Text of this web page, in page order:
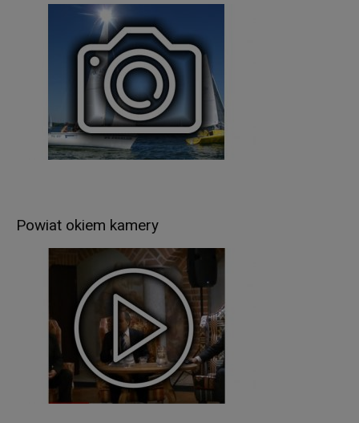
Powiat okiem kamery
mogą być udostępniane innym odbiorcom lub
kategoriom odbiorców danych osobowych
Odbiorcami Pani/Pana danych osobowych mogą
organy władzy publicznej oraz podmioty
wykonujące zadania publiczne lub działające na
zlecenie organów władzy publicznej, w zakresie i
w celach, które wynikają z przepisów powszechnie
obowiązującego prawa (np. podmioty
umów podpisanych z Starostwem Powiatowym w
Administratorem jest Starosta Giżycki (np. usługi
pocztowe).
Pani/Pana dane osobowe będą przetwarzane
przez okres niezbędny do realizacji celów
wskazanych w pkt 3, lecz nie krócej niż okres
wskazany w przepisach o archiwizacji. Oznacza
to, że dane osobowe zostaną zniszczone po
upływie odpowiednio 3, 5, 10, 20 lub 50 lat od